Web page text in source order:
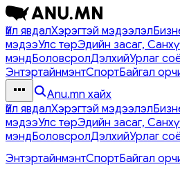
Үйл явдалХэрэгтэй мэдээлэл
мэдээУлс төрЭдийн засаг,
мэндБоловсролДэлхийУрлаг
ЭнтэртайнмэнтСпортБайгал
Anu.mn хайх
Үйл явдалХэрэгтэй мэдээлэл
мэдээУлс төрЭдийн засаг,
мэндБоловсролДэлхийУрлаг
ЭнтэртайнмэнтСпортБайгал